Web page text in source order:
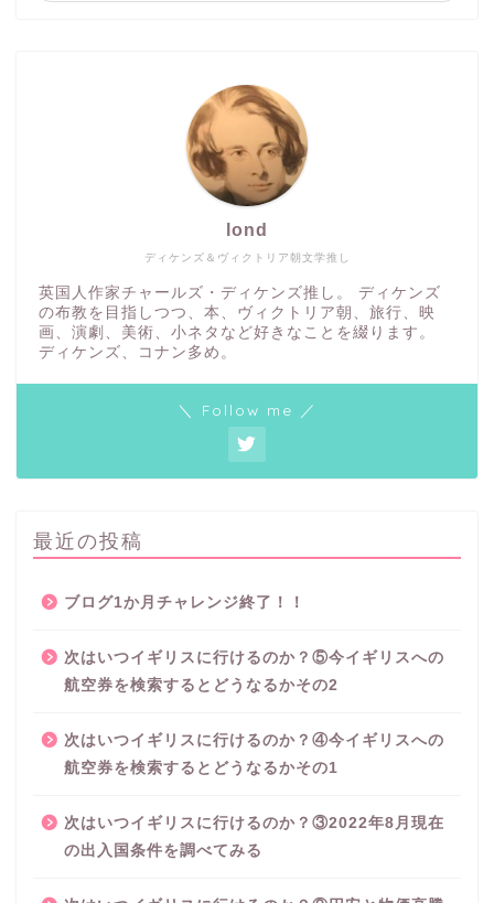
ディケンズ＆ヴィクトリア朝文学推し
lond
英国人作家チャールズ・ディケンズ推し。 ディケンズ
の布教を目指しつつ、本、ヴィクトリア朝、旅行、映
画、演劇、美術、小ネタなど好きなことを綴ります。
ディケンズ、コナン多め。
＼ Follow me ／
最近の投稿
ブログ1か月チャレンジ終了！！
次はいつイギリスに行けるのか？⑤今イギリスへの
航空券を検索するとどうなるかその2
次はいつイギリスに行けるのか？④今イギリスへの
航空券を検索するとどうなるかその1
次はいつイギリスに行けるのか？③2022年8月現在
の出入国条件を調べてみる